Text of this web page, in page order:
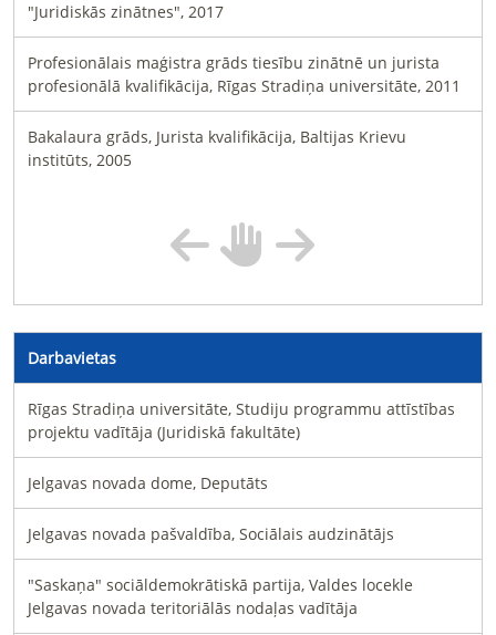
"Juridiskās zinātnes", 2017
Profesionālais maģistra grāds tiesību zinātnē un jurista
profesionālā kvalifikācija, Rīgas Stradiņa universitāte, 2011
Bakalaura grāds, Jurista kvalifikācija, Baltijas Krievu
institūts, 2005
Darbavietas
Rīgas Stradiņa universitāte, Studiju programmu attīstības
projektu vadītāja (Juridiskā fakultāte)
Jelgavas novada dome, Deputāts
Jelgavas novada pašvaldība, Sociālais audzinātājs
"Saskaņa" sociāldemokrātiskā partija, Valdes locekle
Jelgavas novada teritoriālās nodaļas vadītāja